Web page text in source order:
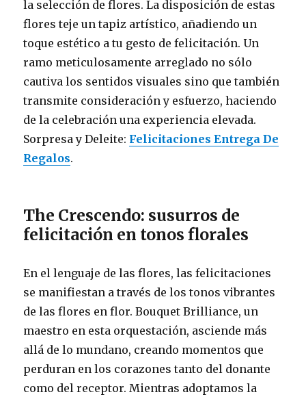
la selección de flores. La disposición de estas
flores teje un tapiz artístico, añadiendo un
toque estético a tu gesto de felicitación. Un
ramo meticulosamente arreglado no sólo
cautiva los sentidos visuales sino que también
transmite consideración y esfuerzo, haciendo
de la celebración una experiencia elevada.
Sorpresa y Deleite: Felicitaciones Entrega De
Regalos.
The Crescendo: susurros de
felicitación en tonos florales
En el lenguaje de las flores, las felicitaciones
se manifiestan a través de los tonos vibrantes
de las flores en flor. Bouquet Brilliance, un
maestro en esta orquestación, asciende más
allá de lo mundano, creando momentos que
perduran en los corazones tanto del donante
como del receptor. Mientras adoptamos la